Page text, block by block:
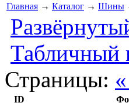
Главная → Каталог → Шины
Табличный
Страницы:
ID